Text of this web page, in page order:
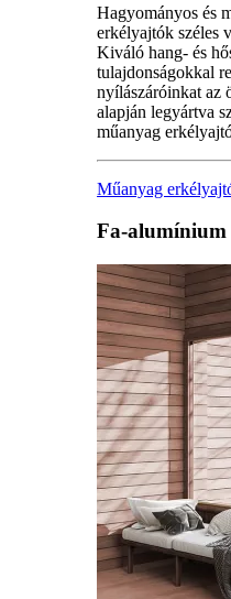
Hagyományos és
erkélyajtók széles
Kiváló hang- és
tulajdonságokkal
nyílászáróinkat az
alapján legyártva
műanyag
Műanyag
Fa-alumínium